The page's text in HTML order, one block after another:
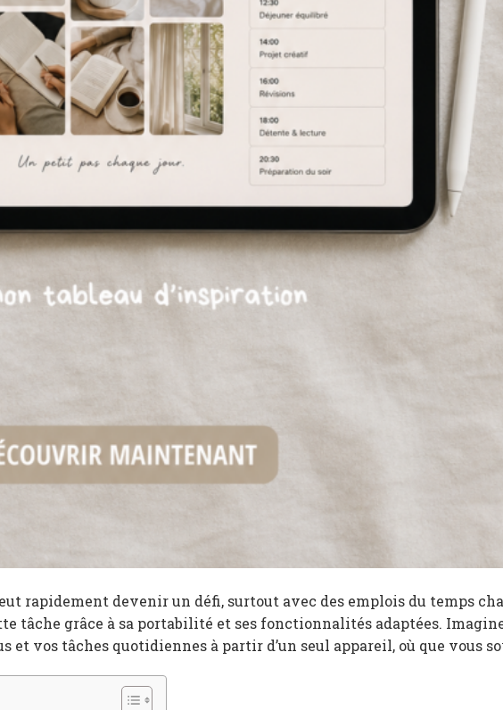
rapidement devenir un défi, surtout avec des emplois du temps
tâche grâce à sa portabilité et ses fonctionnalités adaptées.
et vos tâches quotidiennes à partir d’un seul appareil, où que vous